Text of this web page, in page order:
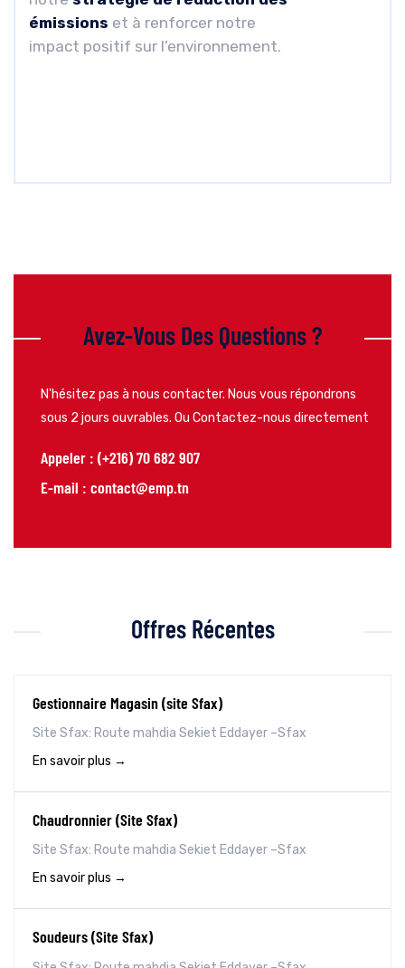
émissions et à renforcer notre
impact positif sur l’environnement.
Avez-Vous Des Questions ?
N'hésitez pas à nous contacter. Nous vous répondrons
sous 2 jours ouvrables. Ou Contactez-nous directement
Appeler : (+216) 70 682 907
E-mail : contact@emp.tn
Offres Récentes
Gestionnaire Magasin (site Sfax)
Site Sfax: Route mahdia Sekiet Eddayer –Sfax
En savoir plus
Chaudronnier (Site Sfax)
Site Sfax: Route mahdia Sekiet Eddayer –Sfax
En savoir plus
Soudeurs (Site Sfax)